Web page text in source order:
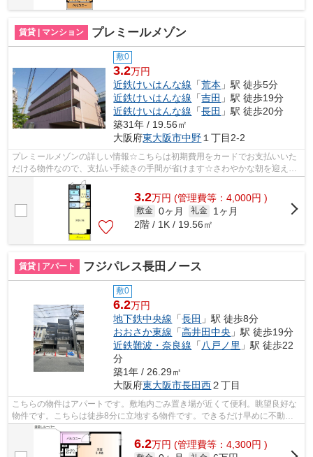
賃貸 | マンション プレミールメゾン
敷0
3.2万円
近鉄けいはんな線 「荒本 」駅 徒歩5分
近鉄けいはんな線 「吉田 」駅 徒歩19分
近鉄けいはんな線 「長田 」駅 徒歩20分
築31年 / 19.56㎡
大阪府東大阪市中野 １丁目2-2
プレミールメゾンの詳しい情報☆こちらは初期費用をカードでお支払いいた
だける物件なので、支払い手続きの手間が省けます☆さわやかな朝を迎える
ことのできる通風良好なマンション☆眺め...
3.2万円 (管理費等：4,000円 )
敷金 0ヶ月 礼金
1ヶ月
2階 / 1K / 19.56㎡
賃貸 | アパート フジパレス長田ノース
敷0
6.2万円
地下鉄中央線 「長田 」駅 徒歩8分
おおさか東線 「高井田中央 」駅 徒歩19分
近鉄難波・奈良線 「 八戸ノ里 」駅 徒歩22
分
築1年 / 26.29㎡
大阪府東大阪市長田西２丁目
こちらの物件はアパートです。敷地内ごみ置き場が近くて便利。眺望良好な
物件です。こちらは徒歩8分に立地する物件です。できるだけ早めに不動産
情報を集めたい方は当社スタッフまでご...
6.2万円 (管理費等：4,300円 )